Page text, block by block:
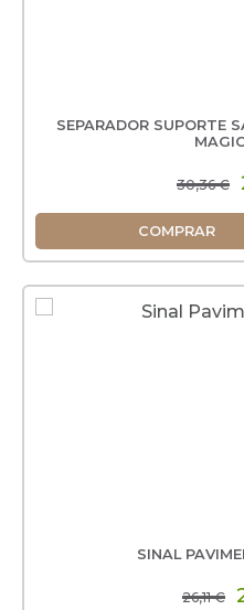
SEPARADOR SUPORTE
30,36 €
COMPRAR
SINAL
26,11 €